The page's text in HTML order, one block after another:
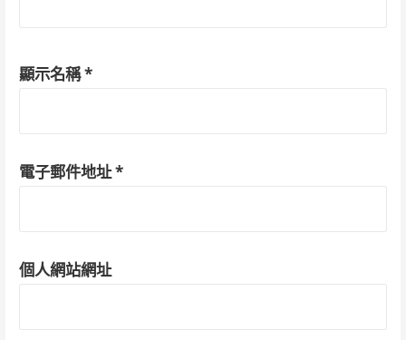
顯示名稱*
電子郵件地址*
個人網站網址